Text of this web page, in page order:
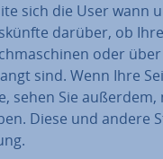
sich die User wann
darüber, ob
oder
sind. Wenn Ihre
sehen Sie außerdem,
Diese und andere